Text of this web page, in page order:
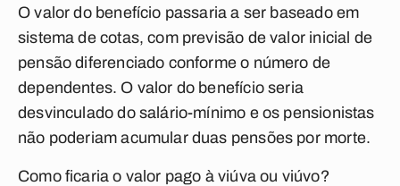
O valor do benefício passaria a ser baseado em
sistema de cotas, com previsão de valor inicial de
pensão diferenciado conforme o número de
dependentes. O valor do benefício seria
desvinculado do salário-mínimo e os pensionistas
não poderiam acumular duas pensões por morte.
Como ficaria o valor pago à viúva ou viúvo?